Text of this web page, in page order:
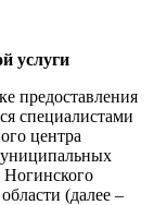
услуги
предоставления
специалистами
центра
Ногинского
(далее –